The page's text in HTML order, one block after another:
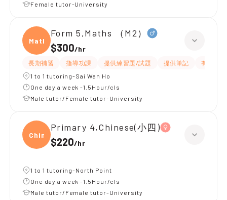
Female tutor-University
Maths
Form 5,Maths （M2）
$300/hr
長期補習 指導功課 提供練習題/試題 提供筆記
有耐性
1 to 1 tutoring-Sai Wan Ho
One day a week -1.5Hour/cls
Male tutor/Female tutor-University
Chine
Primary 4,Chinese(小四)
$220/hr
1 to 1 tutoring-North Point
One day a week -1.5Hour/cls
Male tutor/Female tutor-University